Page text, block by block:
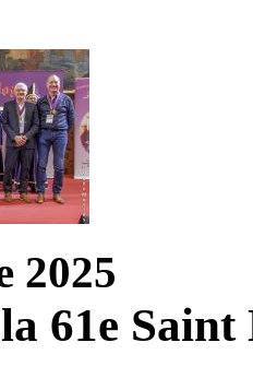
2025
61e Saint